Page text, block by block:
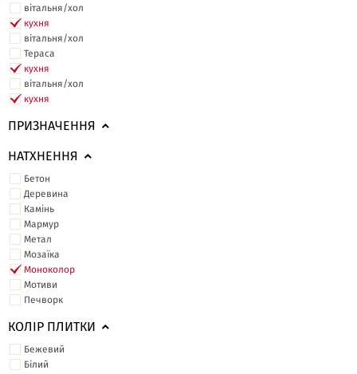
вітальня/хол
кухня
вітальня/хол
Тераса
кухня
вітальня/хол
кухня
ПРИЗНАЧЕННЯ
НАТХНЕННЯ
Бетон
Деревина
Камінь
Мармур
Метал
Мозаїка
Моноколор
Мотиви
Печворк
КОЛІР ПЛИТКИ
Бежевий
Білий